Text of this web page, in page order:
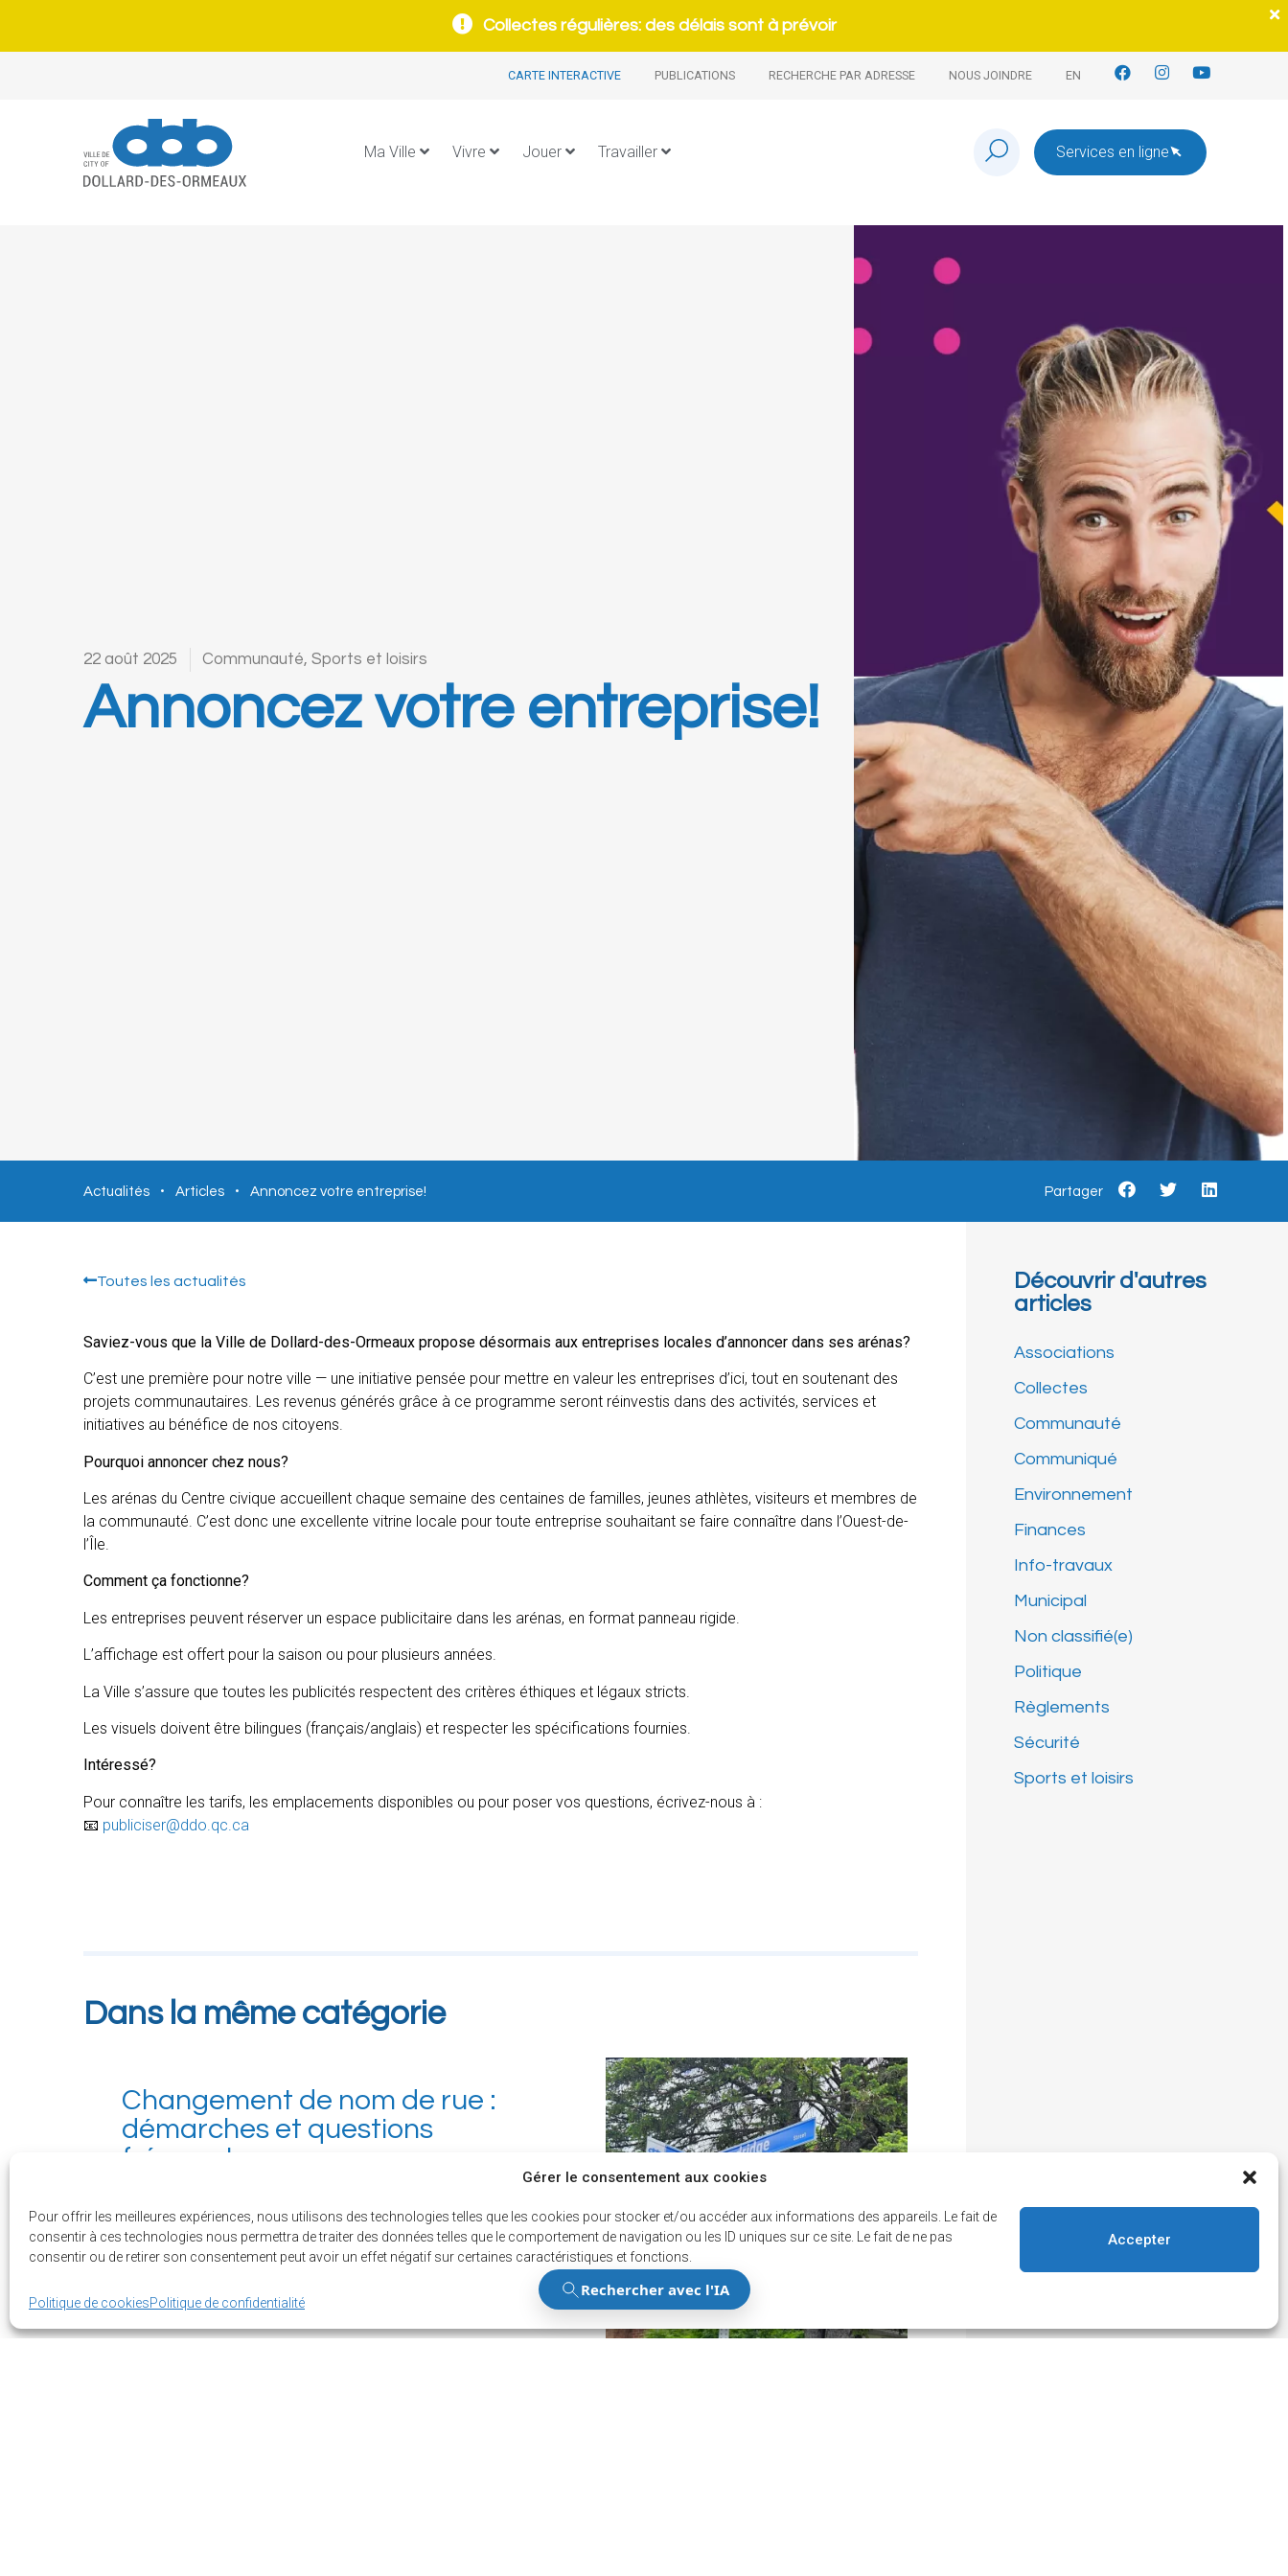
Gérer le consentement aux cookies
Pour offrir les meilleures expériences, nous utilisons des technologies telles que les cookies pour stocker et/ou accéder aux informations des appareils. Le fait de
consentir à ces technologies nous permettra de traiter des données telles que le comportement de navigation ou les ID uniques sur ce site. Le fait de ne pas
consentir ou de retirer son consentement peut avoir un effet négatif sur certaines caractéristiques et fonctions.
Accepter
Politique de cookiesPolitique de confidentialité
Collectes régulières: des délais sont à prévoir
CARTE INTERACTIVE PUBLICATIONS RECHERCHE PAR ADRESSE NOUS JOINDRE EN
Ma Ville Vivre Jouer Travailler Services en ligne
22 août 2025 Communauté,Sports et loisirs
Annoncez votre entreprise!
Actualités Articles Annoncez votre entreprise! Partager
Toutes les actualités
Saviez-vous que la Ville de Dollard-des-Ormeaux propose désormais aux entreprises locales d’annoncer dans ses arénas?
C’est une première pour notre ville — une initiative pensée pour mettre en valeur les entreprises d’ici, tout en soutenant des
projets communautaires. Les revenus générés grâce à ce programme seront réinvestis dans des activités, services et
initiatives au bénéfice de nos citoyens.
Pourquoi annoncer chez nous?
Les arénas du Centre civique accueillent chaque semaine des centaines de familles, jeunes athlètes, visiteurs et membres de
la communauté. C’est donc une excellente vitrine locale pour toute entreprise souhaitant se faire connaître dans l’Ouest-de-
l’Île.
Comment ça fonctionne?
Les entreprises peuvent réserver un espace publicitaire dans les arénas, en format panneau rigide.
L’affichage est offert pour la saison ou pour plusieurs années.
La Ville s’assure que toutes les publicités respectent des critères éthiques et légaux stricts.
Les visuels doivent être bilingues (français/anglais) et respecter les spécifications fournies.
Intéressé?
Pour connaître les tarifs, les emplacements disponibles ou pour poser vos questions, écrivez-nous à :
📧 publiciser@ddo.qc.ca
Dans la même catégorie
Changement de nom de rue :
démarches et questions
fréquentes
Certains noms de rues ont été mis à jour afin de respecter les
normes toponymiques du Québec. Consultez les renseigne...
À Dollard-des-Ormeaux, on invite les
Lire la suite
Découvrir d'autres
articles
Associations
Collectes
Communauté
Communiqué
Environnement
Finances
Info-travaux
Municipal
Non classifié(e)
Politique
Règlements
Sécurité
Sports et loisirs